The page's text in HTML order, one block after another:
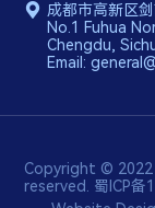
成都市高新区
No.1 Fuhua
Chengdu,
Email:
Copyright © 2022
reserved. 蜀ICP备